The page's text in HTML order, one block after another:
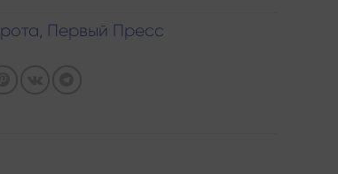
, Первый Пресс